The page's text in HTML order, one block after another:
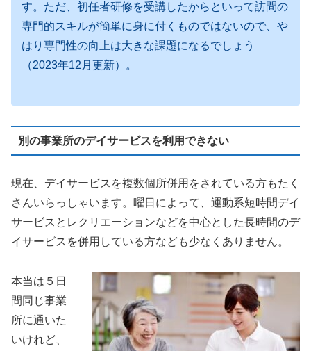
す。ただ、初任者研修を受講したからといって訪問の
専門的スキルが簡単に身に付くものではないので、や
はり専門性の向上は大きな課題になるでしょう
（2023年12月更新）。
別の事業所のデイサービスを利用できない
現在、デイサービスを複数個所併用をされている方もたく
さんいらっしゃいます。曜日によって、運動系短時間デイ
サービスとレクリエーションなどを中心とした長時間のデ
イサービスを併用している方なども少なくありません。
本当は５日
間同じ事業
所に通いた
いけれど、